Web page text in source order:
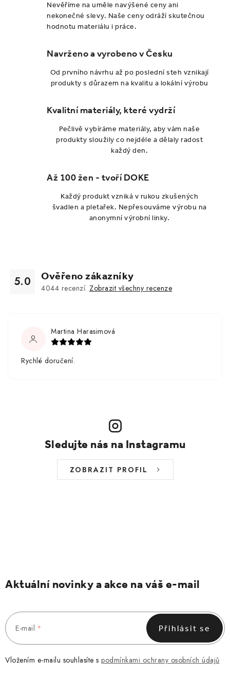
Nevěříme na uměle navýšené ceny ani
nekonečné slevy. Naše ceny odráží skutečnou
hodnotu materiálu i práce.
Navrženo a vyrobeno v Česku
Od prvního návrhu až po poslední steh vznikají
produkty s důrazem na kvalitu a lokální výrobu
Kvalitní materiály, které vydrží
Pečlivě vybíráme materiály, aby vám naše
produkty sloužily co nejdéle a dělaly radost
každý den.
Až 100 žen - tvoří DOKE
Každý produkt vzniká v rukou zkušených
švadlen a pletařek. Nepřesouváme výrobu na
anonymní výrobní linky.
5.0 Ověřeno zákazníky
4044 recenzí. Zobrazit všechny recenze
Martina Harasimová
Rychlé doručení.
Sledujte nás na Instagramu
ZOBRAZIT PROFIL
Aktuální novinky a akce na váš e-mail
E-mail
Vložením e-mailu souhlasíte s podmínkami ochrany osobních údajů
Přihlásit se